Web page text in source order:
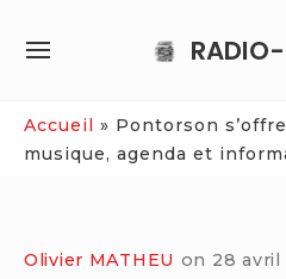
RADIO-
SITE
Accueil » Pontorson
musique, agenda et
Olivier MATHEU on 28 avril